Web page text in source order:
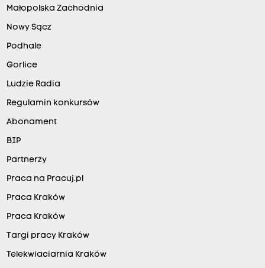
Małopolska Zachodnia
Nowy Sącz
Podhale
Gorlice
Ludzie Radia
Regulamin konkursów
Abonament
BIP
Partnerzy
Praca na Pracuj.pl
Praca Kraków
Praca Kraków
Targi pracy Kraków
Telekwiaciarnia Kraków